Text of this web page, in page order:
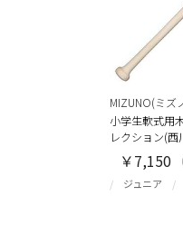
MIZUNO(ミズ
小学生軟式用
レクション(
ジュニア
￥7,150